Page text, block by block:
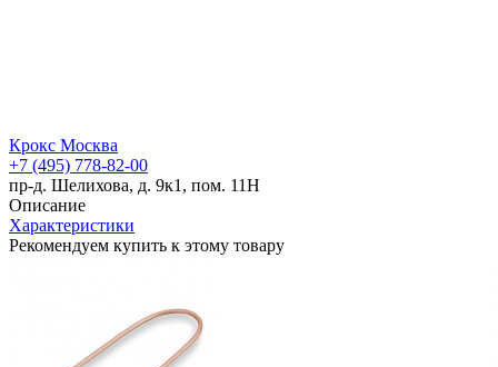
Крокс Москва
+7 (495) 778-82-00
пр-д. Шелихова, д. 9к1, пом. 11Н
Описание
Характеристики
Рекомендуем купить к этому товару